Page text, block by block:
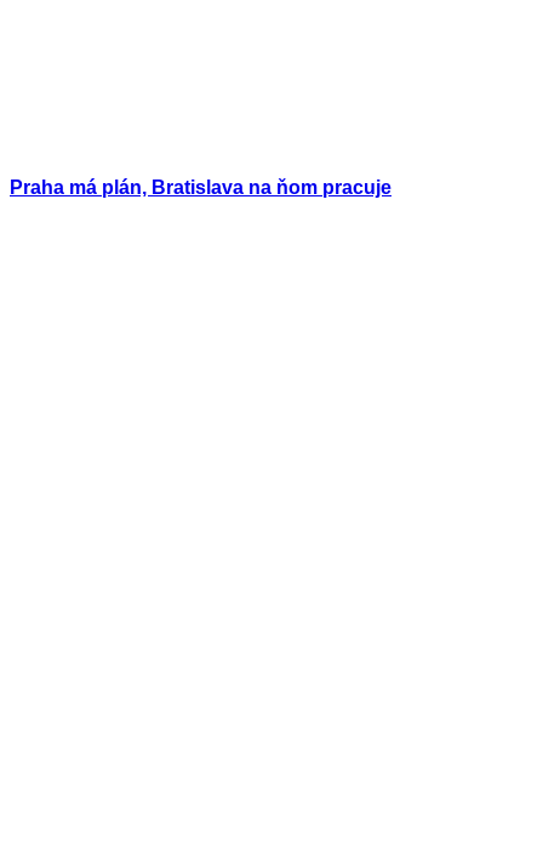
Praha má plán, Bratislava na ňom pracuje